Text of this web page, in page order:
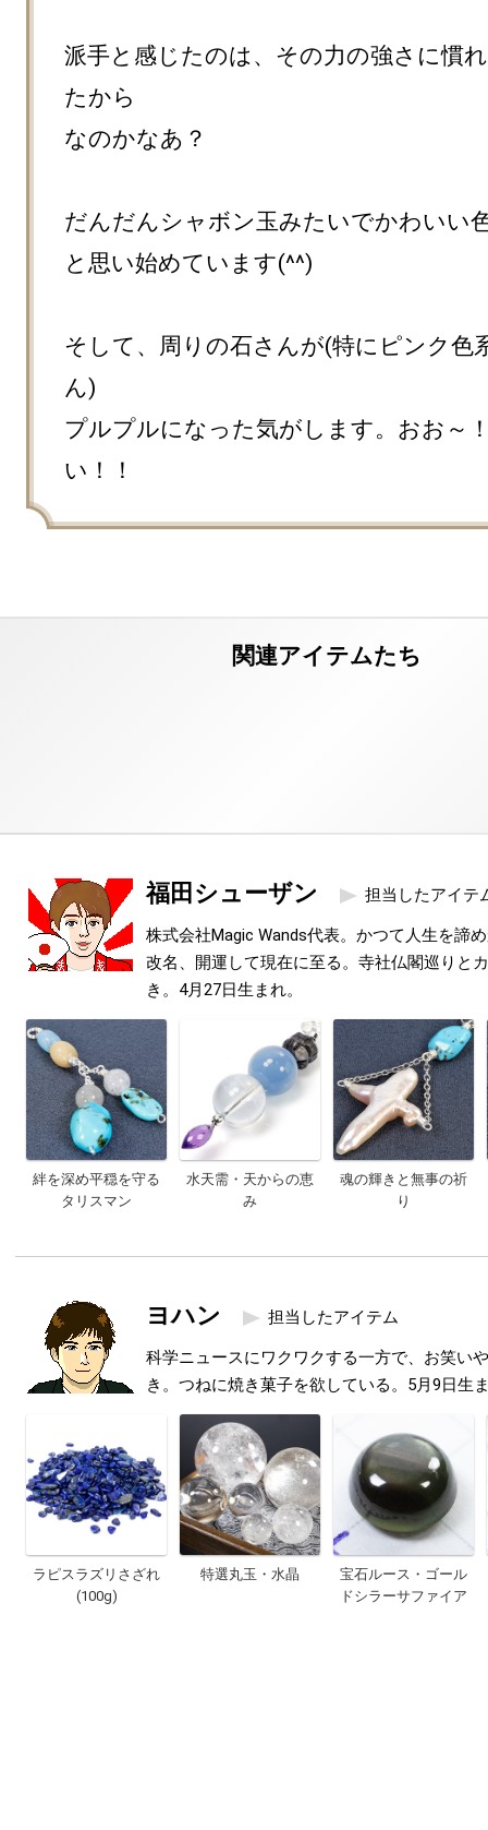
派手と感じたのは、その力の強さに慣
たから
なのかなあ？
だんだんシャボン玉みたいでかわいい
と思い始めています(^^)
そして、周りの石さんが(特にピンク色
ん)
プルプルになった気がします。おお～
い！！
福田シューザン 担当したアイテ
株式会社Magic Wands代表。かつて人生を諦
改名、開運して現在に至る。寺社仏閣巡りと
き。4月27日生まれ。
絆を深め平穏を守る
タリスマン
水天需・天からの恵
み
魂の輝きと無事の祈
り
ヨハン 担当したアイテム
科学ニュースにワクワクする一方で、お笑い
き。つねに焼き菓子を欲している。5月9日生
ラピスラズリさざれ
(100g)
特選丸玉・水晶
宝石ルース・ゴール
ドシラーサファイア